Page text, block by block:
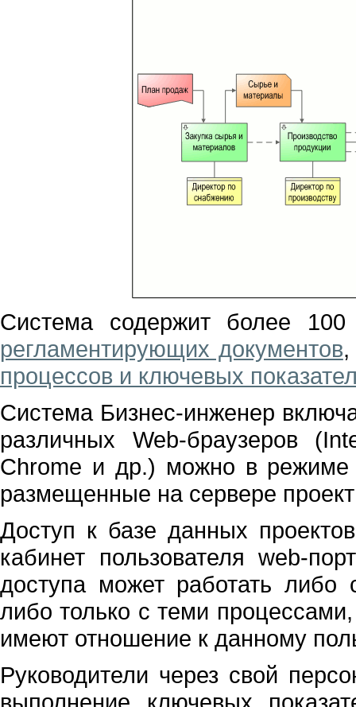
Система содержит более
регламентирующих документов
процессов и ключевых
Система Бизнес-инженер
различных Web-браузеров
Chrome и др.) можно в режиме
размещенные на сервере
Доступ к базе данных
кабинет пользователя web-
доступа может работать либо
либо только с теми
имеют отношение к данному
Руководители через свой